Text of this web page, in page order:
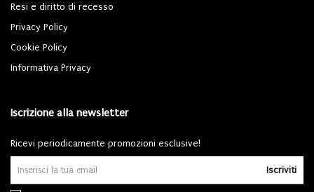
Resi e diritto di recesso
Privacy Policy
Cookie Policy
Informativa Privacy
Iscrizione alla newsletter
Ricevi periodicamente promozioni esclusive!
Iscriviti